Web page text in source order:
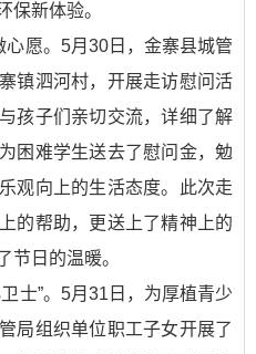
保新体验。
心愿。5月30日，金寨县城管
镇泗河村，开展走访慰问活
孩子们亲切交流，详细了解
困难学生送去了慰问金，勉
观向上的生活态度。此次走
的帮助，更送上了精神上的
节日的温暖。
士”。5月31日，为厚植青少
局组织单位职工子女开展了